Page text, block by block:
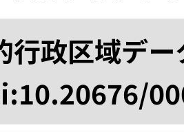
行政区域デ